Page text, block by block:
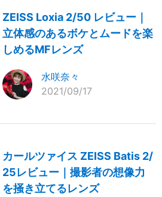
ZEISS Loxia 2/50 レビュー｜
立体感のあるボケとムードを楽
しめるMFレンズ
水咲奈々
2021/09/17
カールツァイス ZEISS Batis 2/
25レビュー｜撮影者の想像力
を掻き立てるレンズ